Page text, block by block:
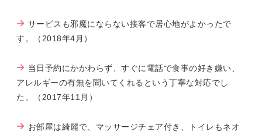
サービスも邪魔にならない接客で居心地がよかったで
す。（2018年4月）
当日予約にかかわらず、すぐに電話で食事の好き嫌い、
アレルギーの有無を聞いてくれるという丁寧な対応でし
た。（2017年11月）
お部屋は綺麗で、マッサージチェア付き、トイレもネオ